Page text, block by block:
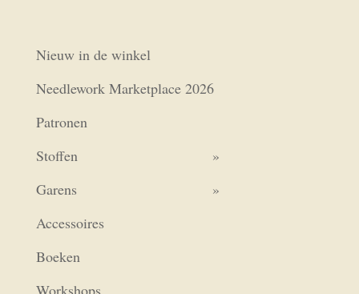
Nieuw in de winkel
Needlework Marketplace 2026
Patronen
Stoffen
Garens
Accessoires
Boeken